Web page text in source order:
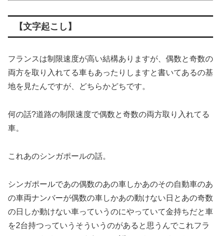
【文字起こし】
フランスは制限速度が高い結構ありますが、偶数と奇数の
両方を取り入れてる車もあったりしますと書いてあるの基
地を見たんですが、どちらかどちです。
何の話?道路の制限速度で偶数と奇数の両方取り入れてる
車。
これあのシンガポールの話。
シンガポールであの偶数のあの車しかあのその自動車のあ
の車両ナンバーが偶数の車しかあの動けない日とあの奇数
の日しか動けない車っていうのにやっていて金持ちだと車
を2台持つっていうそういうのがあると思うんでこれフラ